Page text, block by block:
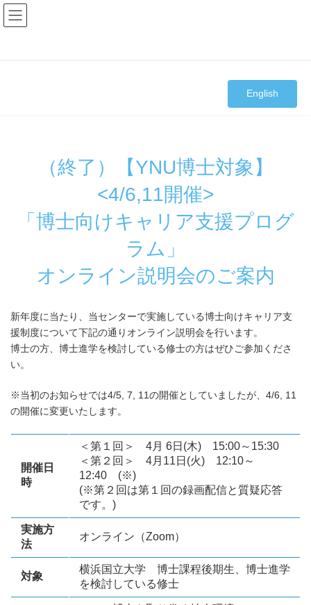
コ
ン
テ
ナ
ビ
ゲ
English
（終了）【YNU博士対象】
<4/6,11開催>
「博士向けキャリア支援プログ
ラム」
オンライン説明会のご案内
新年度に当たり、当センターで実施している博士向けキャリア支
援制度について下記の通りオンライン説明会を行います。
博士の方、博士進学を検討している修士の方はぜひご参加くださ
い。
※当初のお知らせでは4/5, 7, 11の開催としていましたが、4/6, 11
の開催に変更いたします。
開催日
時
＜第１回＞ 4月 6日(木) 15:00～15:30
＜第２回＞ 4月11日(火) 12:10～
12:40 (※)
(※第２回は第１回の録画配信と質疑応答
です。)
実施方
法
オンライン（Zoom）
対象
横浜国立大学 博士課程後期生、博士進学
を検討している修士